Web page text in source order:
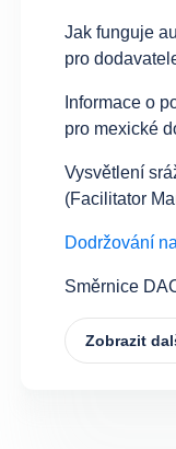
Jak funguje
pro
Informace o
pro mexické
Vysvětlení
(Facilitator
Dodržování
Směrnice
Zobrazit